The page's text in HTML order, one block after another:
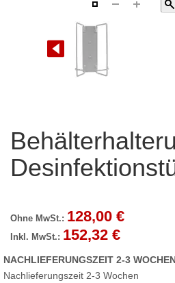
128,00 €
152,32 €
NACHLIEFERUNGSZEIT 2-3
Nachlieferungszeit 2-3 Wochen
Anfang
der
Bildgalerie
springen